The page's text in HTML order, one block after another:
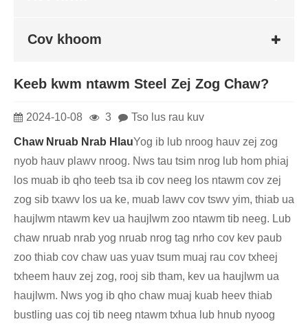
Cov khoom
Keeb kwm ntawm Steel Zej Zog Chaw?
2024-10-08 3 Tso lus rau kuv
Chaw Nruab Nrab HlauYog ib lub nroog hauv zej zog
nyob hauv plawv nroog. Nws tau tsim nrog lub hom phiaj
los muab ib qho teeb tsa ib cov neeg los ntawm cov zej
zog sib txawv los ua ke, muab lawv cov tswv yim, thiab ua
haujlwm ntawm kev ua haujlwm zoo ntawm tib neeg. Lub
chaw nruab nrab yog nruab nrog tag nrho cov kev paub
zoo thiab cov chaw uas yuav tsum muaj rau cov txheej
txheem hauv zej zog, rooj sib tham, kev ua haujlwm ua
haujlwm. Nws yog ib qho chaw muaj kuab heev thiab
bustling uas coj tib neeg ntawm txhua lub hnub nyoog